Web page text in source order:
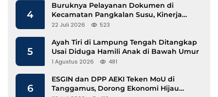
4
Buruknya Pelayanan Dokumen di
Kecamatan Pangkalan Susu, Kinerja
Disdukcapil Langkat Disorot
22 Juli 2026 523
5
Ayah Tiri di Lampung Tengah Ditangkap
Usai Diduga Hamili Anak di Bawah Umur
1 Agustus 2026 481
6
ESGIN dan DPP AEKI Teken MoU di
Tanggamus, Dorong Ekonomi Hijau